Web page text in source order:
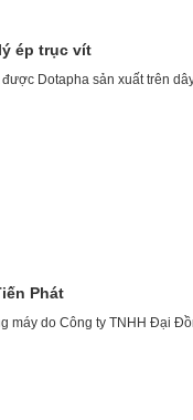
ép trục vít
Dotapha sản xuất trên
Phát
máy do Công ty TNHH Đại